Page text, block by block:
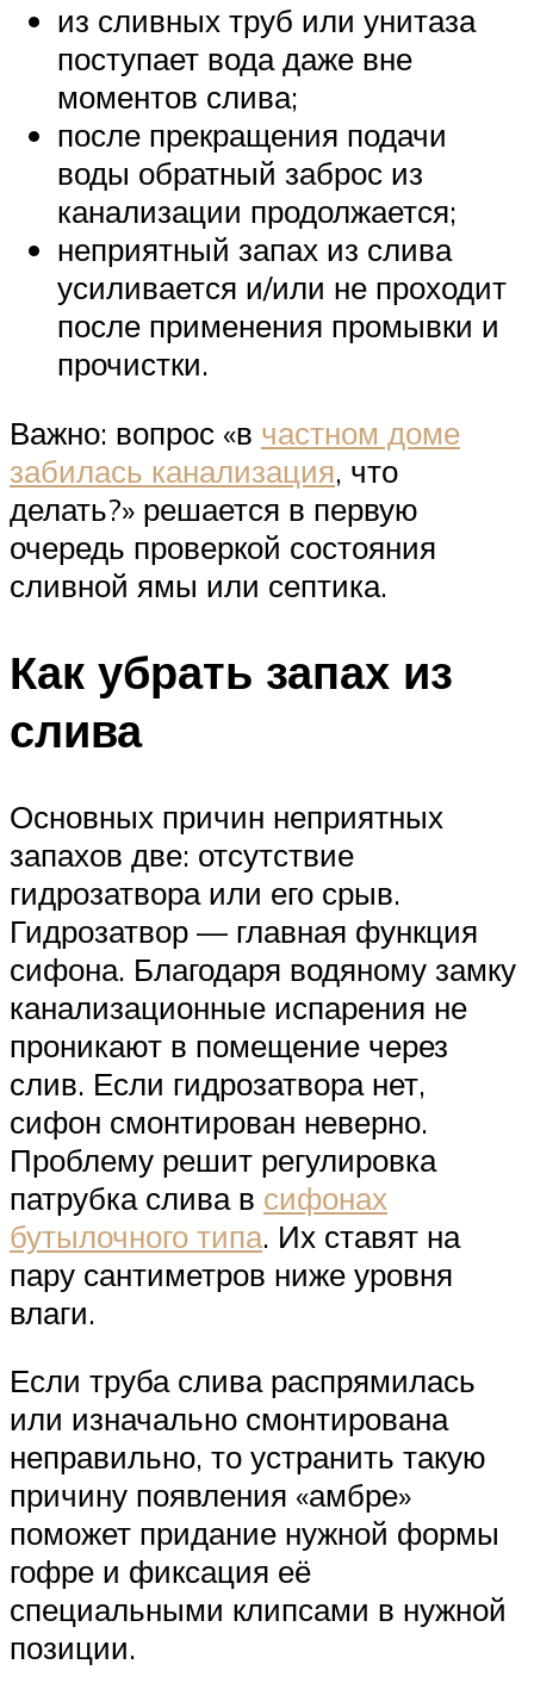
из сливных труб или унитаза
поступает вода даже вне
моментов слива;
после прекращения подачи
воды обратный заброс из
канализации продолжается;
неприятный запах из слива
усиливается и/или не проходит
после применения промывки и
прочистки.
Важно: вопрос «в частном доме
забилась канализация, что
делать?» решается в первую
очередь проверкой состояния
сливной ямы или септика.
Как убрать запах из
слива
Основных причин неприятных
запахов две: отсутствие
гидрозатвора или его срыв.
Гидрозатвор — главная функция
сифона. Благодаря водяному замку
канализационные испарения не
проникают в помещение через
слив. Если гидрозатвора нет,
сифон смонтирован неверно.
Проблему решит регулировка
патрубка слива в сифонах
бутылочного типа. Их ставят на
пару сантиметров ниже уровня
влаги.
Если труба слива распрямилась
или изначально смонтирована
неправильно, то устранить такую
причину появления «амбре»
поможет придание нужной формы
гофре и фиксация её
специальными клипсами в нужной
позиции.